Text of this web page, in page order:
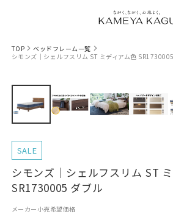
TOP
ベッドフレーム一覧
シモンズ｜シェルフスリム ST ミディアム色
SALE
シモンズ｜シェルフスリム ST
SR1730005 ダブル
メーカー小売希望価格